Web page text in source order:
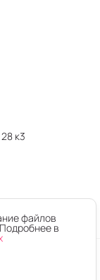
к3
файлов
в